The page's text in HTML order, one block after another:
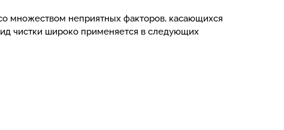
множеством неприятных факторов, касающихся
чистки широко применяется в следующих